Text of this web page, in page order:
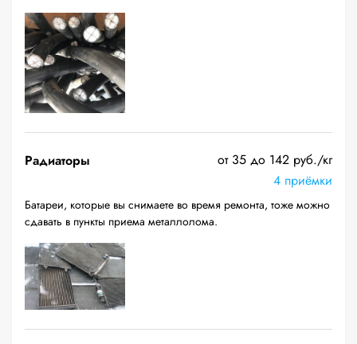
Радиаторы
от 35 до 142 руб./кг
4 приёмки
Батареи, которые вы снимаете во время ремонта, тоже можно
сдавать в пункты приема металлолома.